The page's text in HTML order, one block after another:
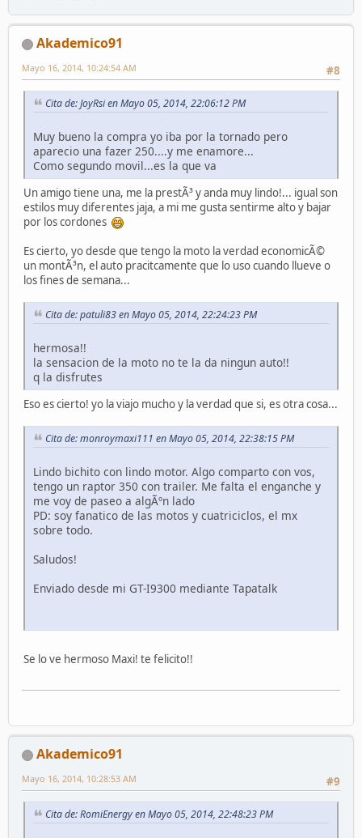
Akademico91
#8
Mayo 16, 2014, 10:24:54 AM
Cita de: JoyRsi en Mayo 05, 2014, 22:06:12 PM
Muy bueno la compra yo iba por la tornado pero
aparecio una fazer 250....y me enamore...
Como segundo movil...es la que va
Un amigo tiene una, me la prestÃ³ y anda muy lindo!... igual son
estilos muy diferentes jaja, a mi me gusta sentirme alto y bajar
por los cordones
Es cierto, yo desde que tengo la moto la verdad economicÃ©
un montÃ³n, el auto pracitcamente que lo uso cuando llueve o
los fines de semana...
Cita de: patuli83 en Mayo 05, 2014, 22:24:23 PM
hermosa!!
la sensacion de la moto no te la da ningun auto!!
q la disfrutes
Eso es cierto! yo la viajo mucho y la verdad que si, es otra cosa...
Cita de: monroymaxi111 en Mayo 05, 2014, 22:38:15 PM
Lindo bichito con lindo motor. Algo comparto con vos,
tengo un raptor 350 con trailer. Me falta el enganche y
me voy de paseo a algÃºn lado
PD: soy fanatico de las motos y cuatriciclos, el mx
sobre todo.
Saludos!
Enviado desde mi GT-I9300 mediante Tapatalk
Se lo ve hermoso Maxi! te felicito!!
Akademico91
#9
Mayo 16, 2014, 10:28:53 AM
Cita de: RomiEnergy en Mayo 05, 2014, 22:48:23 PM